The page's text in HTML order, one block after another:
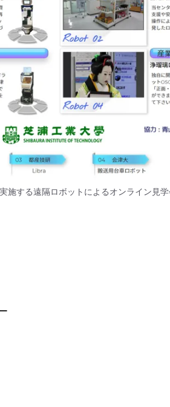
施する遠隔ロボットによるオンライン見